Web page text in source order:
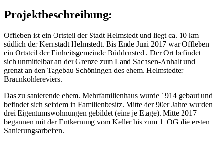
Projektbeschreibung:
Offleben ist ein Ortsteil der Stadt Helmstedt und liegt ca. 10 km
südlich der Kernstadt Helmstedt. Bis Ende Juni 2017 war Offleben
ein Ortsteil der Einheitsgemeinde Büddenstedt. Der Ort befindet
sich unmittelbar an der Grenze zum Land Sachsen-Anhalt und
grenzt an den Tagebau Schöningen des ehem. Helmstedter
Braunkohlereviers.
Das zu sanierende ehem. Mehrfamilienhaus wurde 1914 gebaut und
befindet sich seitdem in Familienbesitz. Mitte der 90er Jahre wurden
drei Eigentumswohnungen gebildet (eine je Etage). Mitte 2017
begannen mit der Entkernung vom Keller bis zum 1. OG die ersten
Sanierungsarbeiten.